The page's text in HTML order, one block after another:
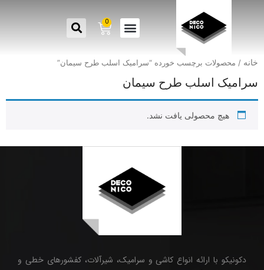
0
خانه / محصولات برچسب خورده “سرامیک اسلب طرح سیمان”
سرامیک اسلب طرح سیمان
هیچ محصولی یافت نشد.
دکونیکو با ارائه انواع کاشی و سرامیک، شیرآلات، کفشورهای خطی و